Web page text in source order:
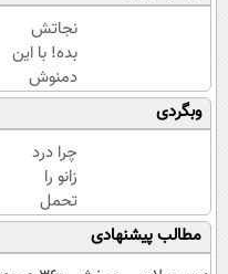
نجاتش
بده! با این
دمنوش
کبدتو
پاکسازی
کن+ضمانت
مرجوعی
وبگردی
چرا درد
زانو را
تحمل
می‌کنی؟
خیلی
مطالب پیشنهادی